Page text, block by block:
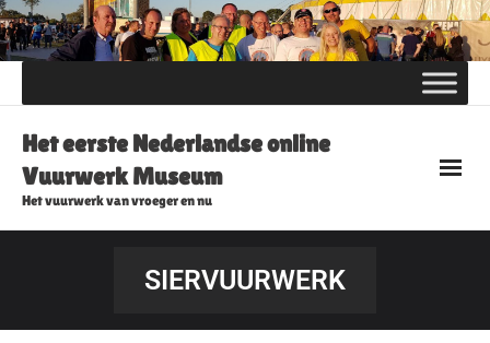
Skip
to
Het eerste Nederlandse online
Vuurwerk Museum
Het vuurwerk van vroeger en nu
SIERVUURWERK